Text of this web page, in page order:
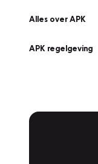
Alles over APK
APK regelgeving